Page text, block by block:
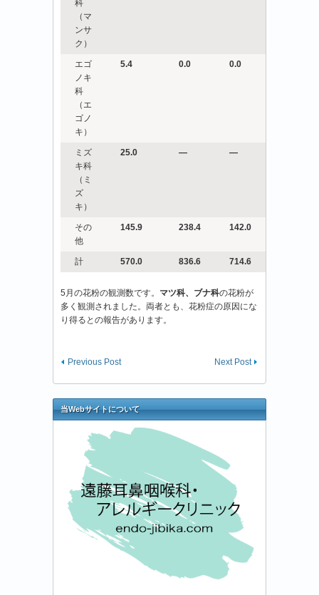
科
（マ
ンサ
ク）
エゴ
ノキ
科
（エ
ゴノ
キ）
5.4 0.0 0.0
ミズ
キ科
（ミ
ズ
キ）
25.0 ― ―
その
他
145.9 238.4 142.0
計 570.0 836.6 714.6
5月の花粉の観測数です。 マツ科、ブナ科の花粉が
多く観測されました。両者とも、花粉症の原因にな
り得るとの報告があります。
Next Post
Previous Post
当Webサイトについて